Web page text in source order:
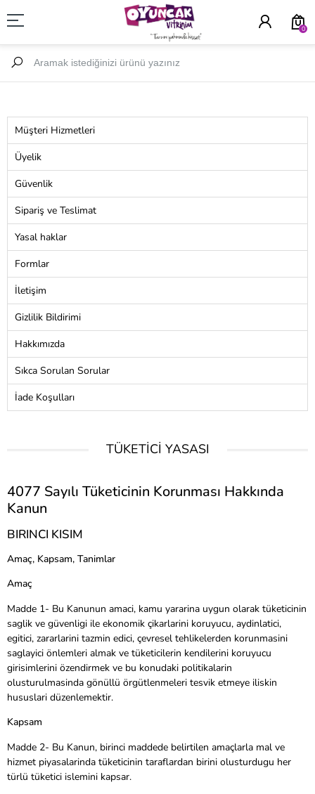
0
Müşteri Hizmetleri
Üyelik
Güvenlik
Sipariş ve Teslimat
Yasal haklar
Formlar
İletişim
Gizlilik Bildirimi
Hakkımızda
Sıkca Sorulan Sorular
İade Koşulları
TÜKETİCİ YASASI
4077 Sayılı Tüketicinin Korunması Hakkında
Kanun
BIRINCI KISIM
Amaç, Kapsam, Tanimlar
Amaç
Madde 1- Bu Kanunun amaci, kamu yararina uygun olarak tüketicinin
saglik ve güvenligi ile ekonomik çikarlarini koruyucu, aydinlatici,
egitici, zararlarini tazmin edici, çevresel tehlikelerden korunmasini
saglayici önlemleri almak ve tüketicilerin kendilerini koruyucu
girisimlerini özendirmek ve bu konudaki politikalarin
olusturulmasinda gönüllü örgütlenmeleri tesvik etmeye iliskin
hususlari düzenlemektir.
Kapsam
Madde 2- Bu Kanun, birinci maddede belirtilen amaçlarla mal ve
hizmet piyasalarinda tüketicinin taraflardan birini olusturdugu her
türlü tüketici islemini kapsar.